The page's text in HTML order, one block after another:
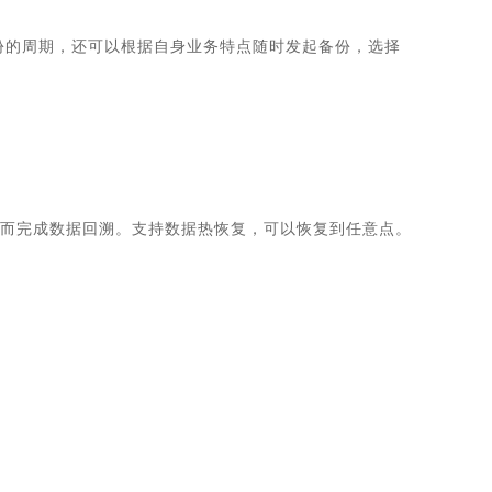
周期，还可以根据自身业务特点随时发起备份，选择
成数据回溯。支持数据热恢复，可以恢复到任意点。